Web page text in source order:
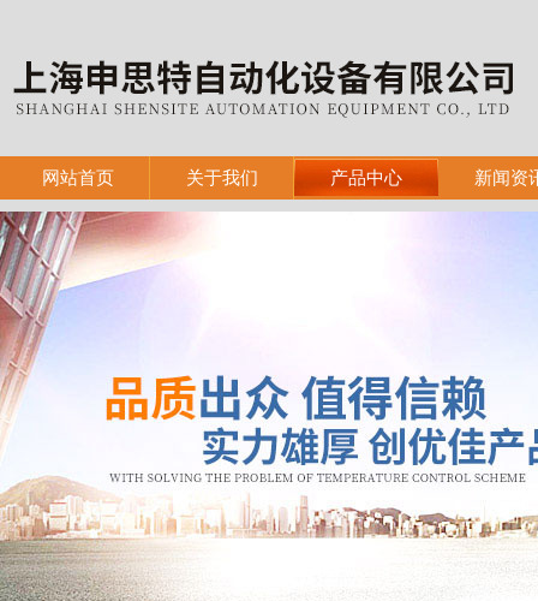
网站首页 关于我们 产品中心 新闻资